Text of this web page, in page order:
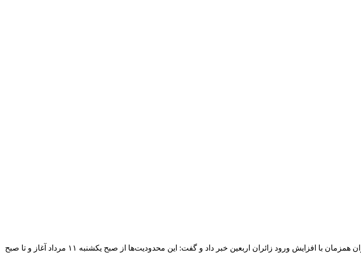
رئیس پلیس راه ایلام از اعمال محدودیت تردد خودروهای سنگین در محورهای منتهی به مرز مهران همزمان با افزایش ورود زائران اربعین خبر داد و گفت: این محدودیت‌ها از صبح یکشنبه ۱۱ مرداد آغاز و تا صبح